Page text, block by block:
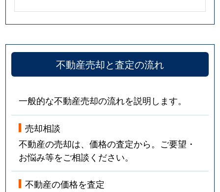
不動産売却と査定の流れ
一般的な不動産売却の流れを説明します。
売却相談
不動産の売却は、価格の査定から。ご要望・
お悩み等をご相談ください。
不動産の価格を査定